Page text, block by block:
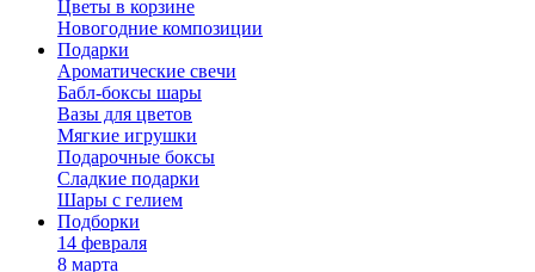
Цветы в корзине
Новогодние композиции
Подарки
Ароматические свечи
Бабл-боксы шары
Вазы для цветов
Мягкие игрушки
Подарочные боксы
Сладкие подарки
Шары с гелием
Подборки
14 февраля
8 марта